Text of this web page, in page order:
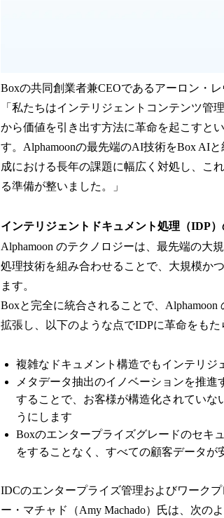
Boxの共同創業者兼CEOであるアーロン・
「私たちはインテリジェントコンテンツ管
から価値を引き出す方法に革命を起こすと
す。Alphamoonの最先端のAI技術をBox AI
成における長年の課題に幅広く対処し、こ
る準備が整いました。」
インテリジェントドキュメント処理（IDP
Alphamoon のテクノロジーは、最先端の大
処理技術を組み合わせることで、大規模か
ます。
Boxと完全に統合されることで、
拡張し、以下のような点でIDPに革命をもた
複雑なドキュメント構造でもインテリジ
メタデータ抽出のイノベーションを推進
することで、お客様が構造化されていな
うにします
Boxのエンタープライズグレードのセキ
をすることなく、すべての顧客データ
IDCのエンタープライズ管理およびワーク
ー・マチャド（Amy Machado）氏は、次の